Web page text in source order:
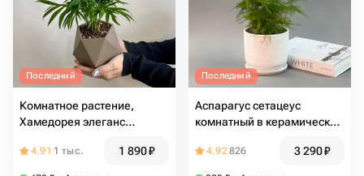
Последний
Комнатное растение,
Хамедорея элеганс
горшочке, 30 см
4.91 1 тыс. 1 890₽
Последний
Аспарагус сетацеус
комнатный в керамическом
4.92826 3 290₽